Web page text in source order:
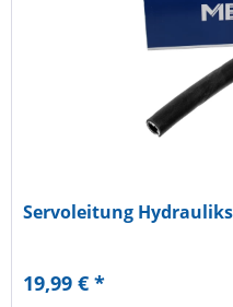
Servoleitung
19,99 € *